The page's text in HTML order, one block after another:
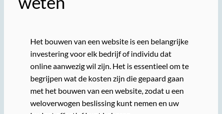
Het bouwen van een website is een belangrijke
investering voor elk bedrijf of individu dat
online aanwezig wil zijn. Het is essentieel om te
begrijpen wat de kosten zijn die gepaard gaan
met het bouwen van een website, zodat u een
weloverwogen beslissing kunt nemen en uw